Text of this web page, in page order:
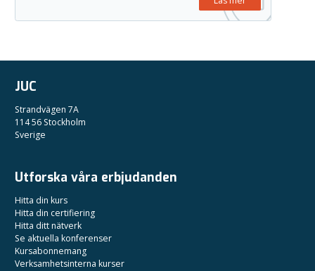
JUC
Strandvägen 7A
114 56 Stockholm
Sverige
Utforska våra erbjudanden
Hitta din kurs
Hitta din certifiering
Hitta ditt nätverk
Se aktuella konferenser
Kursabonnemang
Verksamhetsinterna kurser